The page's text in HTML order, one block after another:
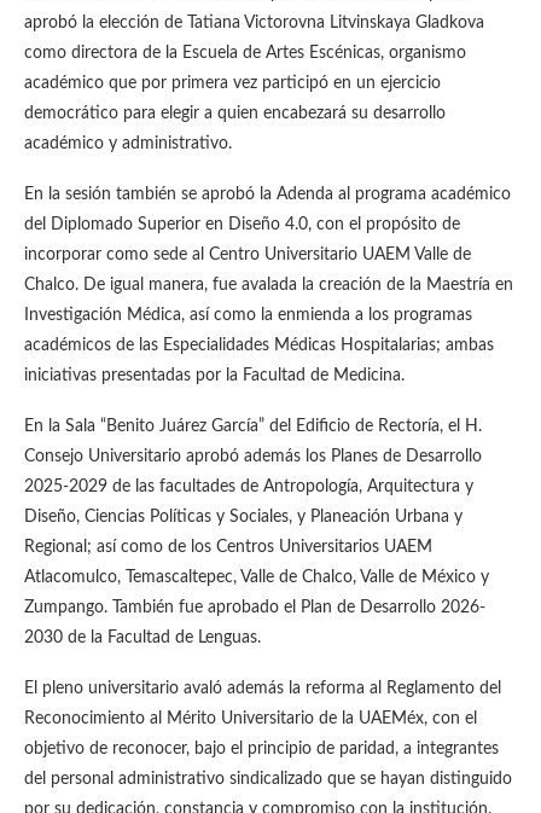
aprobó la elección de Tatiana Victorovna Litvinskaya Gladkova
como directora de la Escuela de Artes Escénicas, organismo
académico que por primera vez participó en un ejercicio
democrático para elegir a quien encabezará su desarrollo
académico y administrativo.
En la sesión también se aprobó la Adenda al programa académico
del Diplomado Superior en Diseño 4.0, con el propósito de
incorporar como sede al Centro Universitario UAEM Valle de
Chalco. De igual manera, fue avalada la creación de la Maestría en
Investigación Médica, así como la enmienda a los programas
académicos de las Especialidades Médicas Hospitalarias; ambas
iniciativas presentadas por la Facultad de Medicina.
En la Sala “Benito Juárez García” del Edificio de Rectoría, el H.
Consejo Universitario aprobó además los Planes de Desarrollo
2025-2029 de las facultades de Antropología, Arquitectura y
Diseño, Ciencias Políticas y Sociales, y Planeación Urbana y
Regional; así como de los Centros Universitarios UAEM
Atlacomulco, Temascaltepec, Valle de Chalco, Valle de México y
Zumpango. También fue aprobado el Plan de Desarrollo 2026-
2030 de la Facultad de Lenguas.
El pleno universitario avaló además la reforma al Reglamento del
Reconocimiento al Mérito Universitario de la UAEMéx, con el
objetivo de reconocer, bajo el principio de paridad, a integrantes
del personal administrativo sindicalizado que se hayan distinguido
por su dedicación, constancia y compromiso con la institución.